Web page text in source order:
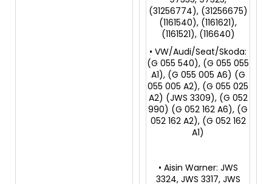
(31256774), (31256675)
(1161540), (1161621),
(1161521), (116640)
• VW/Audi/Seat/Skoda:
(G 055 540), (G 055 055
A1), (G 055 005 A6) (G
055 005 A2), (G 055 025
A2) (JWS 3309), (G 052
990) (G 052 162 A6), (G
052 162 A2), (G 052 162
A1)
• Aisin Warner: JWS
3324, JWS 3317, JWS